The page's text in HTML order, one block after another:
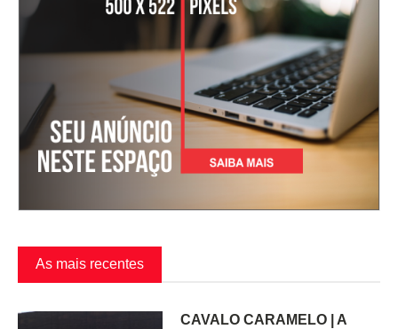
As mais recentes
CAVALO CARAMELO | A